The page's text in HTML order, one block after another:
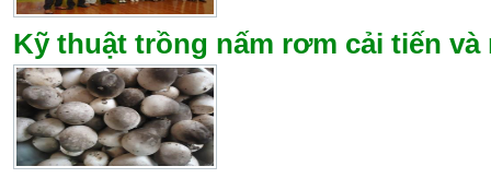
Kỹ thuật trồng nấm rơm cải tiến